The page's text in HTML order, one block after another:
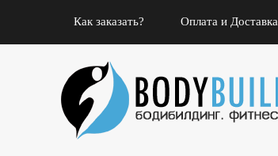
Как заказать? Оплата и Доставка